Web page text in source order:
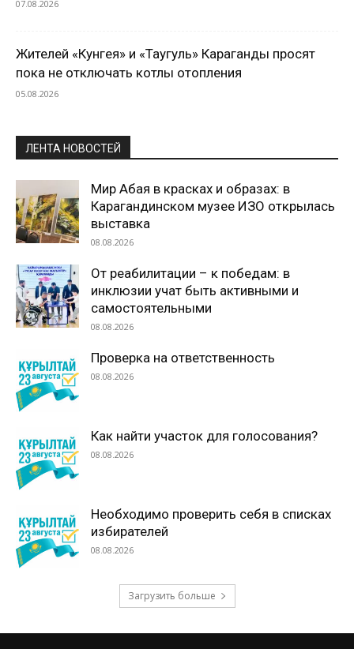
07.08.2026
Жителей «Кунгея» и «Таугуль» Караганды просят
пока не отключать котлы отопления
05.08.2026
ЛЕНТА НОВОСТЕЙ
Мир Абая в красках и образах: в
Карагандинском музее ИЗО открылась
выставка
08.08.2026
От реабилитации – к победам: в
инклюзии учат быть активными и
самостоятельными
08.08.2026
Проверка на ответственность
08.08.2026
Как найти участок для голосования?
08.08.2026
Необходимо проверить себя в списках
избирателей
08.08.2026
Загрузить больше